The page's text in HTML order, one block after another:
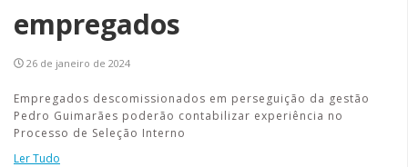
empregados
26 de janeiro de 2024
Empregados descomissionados em perseguição da gestão
Pedro Guimarães poderão contabilizar experiência no
Processo de Seleção Interno
Ler Tudo